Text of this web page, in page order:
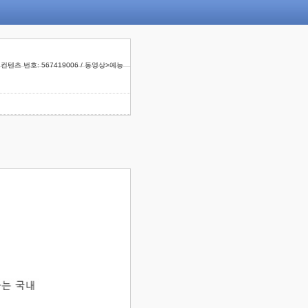
컨텐츠 번호: 567419006 / 동영상>예능